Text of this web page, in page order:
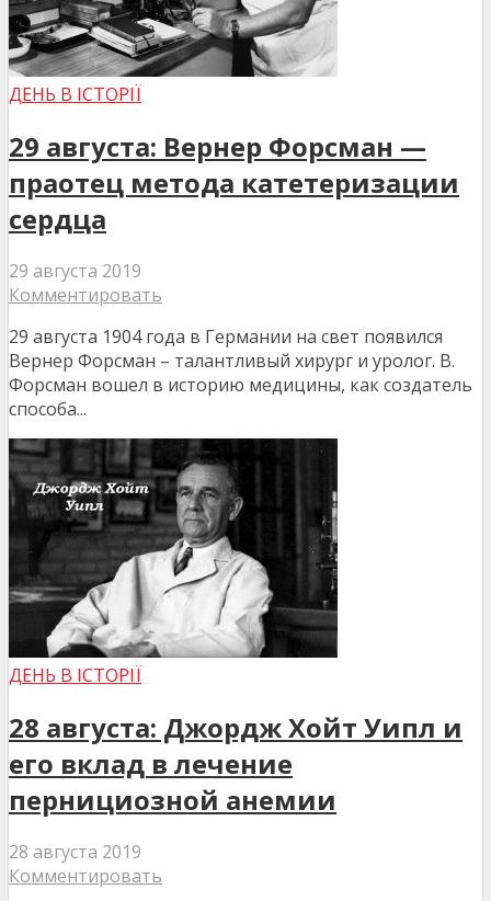
ДЕНЬ В ІСТОРІЇ
29 августа: Вернер Форсман —
праотец метода катетеризации
сердца
29 августа 2019
Комментировать
29 августа 1904 года в Германии на свет появился
Вернер Форсман – талантливый хирург и уролог. В.
Форсман вошел в историю медицины, как создатель
способа...
ДЕНЬ В ІСТОРІЇ
28 августа: Джордж Хойт Уипл и
его вклад в лечение
пернициозной анемии
28 августа 2019
Комментировать